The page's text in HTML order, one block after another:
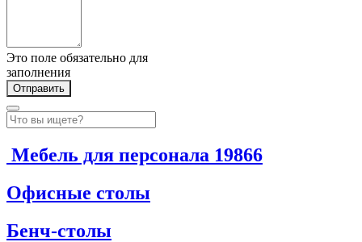
Это поле обязательно для
заполнения
Мебель для персонала 19866
Офисные столы
Бенч-столы